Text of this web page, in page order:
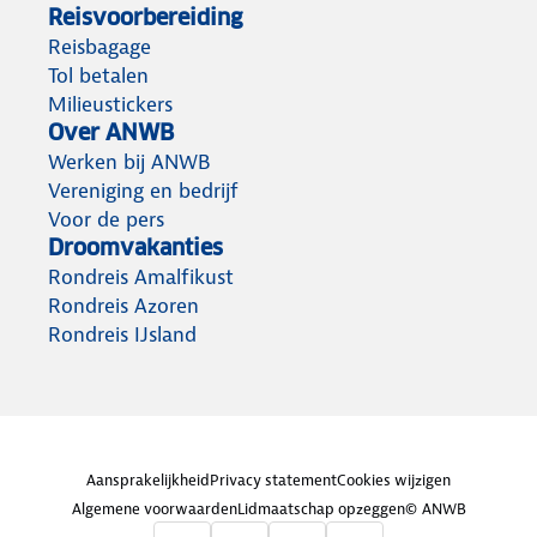
Reisvoorbereiding
Reisbagage
Tol betalen
Milieustickers
Over ANWB
Werken bij ANWB
Vereniging en bedrijf
Voor de pers
Droomvakanties
Rondreis Amalfikust
Rondreis Azoren
Rondreis IJsland
AansprakelijkheidPrivacy statementCookies wijzigen
Algemene voorwaardenLidmaatschap opzeggen© ANWB